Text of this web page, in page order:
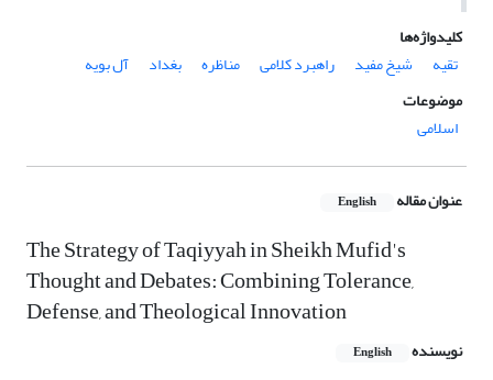
کلیدواژه‌ها
تقیه
شیخ مفید راهبرد کلامی مناظره بغداد
آل بویه
موضوعات
اسلامی
عنوان مقاله English
The Strategy of Taqiyyah in Sheikh Mufid's
Thought and Debates: Combining Tolerance,
Defense, and Theological Innovation
نویسنده English